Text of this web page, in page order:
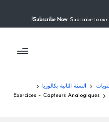
Subscribe Now!
السنة الثانية بكالوريا
Exercices – Capteurs Analogiques